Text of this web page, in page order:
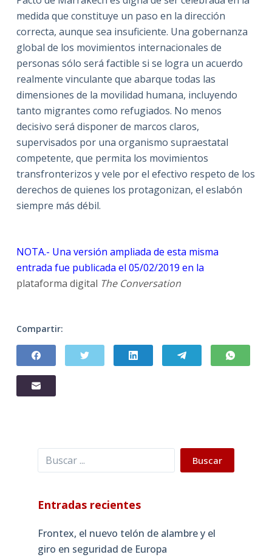
medida que constituye un paso en la dirección
correcta, aunque sea insuficiente. Una gobernanza
global de los movimientos internacionales de
personas sólo será factible si se logra un acuerdo
realmente vinculante que abarque todas las
dimensiones de la movilidad humana, incluyendo
tanto migrantes como refugiados. No menos
decisivo será disponer de marcos claros,
supervisados por una organismo supraestatal
competente, que permita los movimientos
transfronterizos y vele por el efectivo respeto de los
derechos de quienes los protagonizan, el eslabón
siempre más débil.
NOTA.- Una versión ampliada de esta misma
entrada fue publicada el 05/02/2019 en la
plataforma digital The Conversation
Compartir:
Buscar Buscar
Entradas recientes
Frontex, el nuevo telón de alambre y el
giro en seguridad de Europa